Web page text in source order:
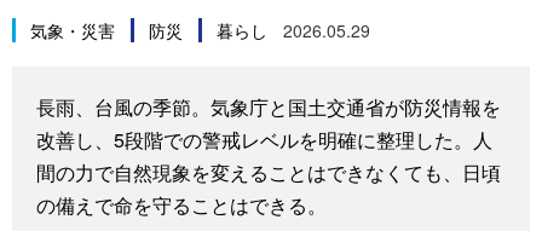
科学・技術
スポーツ・東京2020
Books
Topics
気象・災害 防災 暮らし 2026.05.29
長雨、台風の季節。気象庁と国土交通省が防災情報を
改善し、5段階での警戒レベルを明確に整理した。人
間の力で自然現象を変えることはできなくても、日頃
の備えで命を守ることはできる。